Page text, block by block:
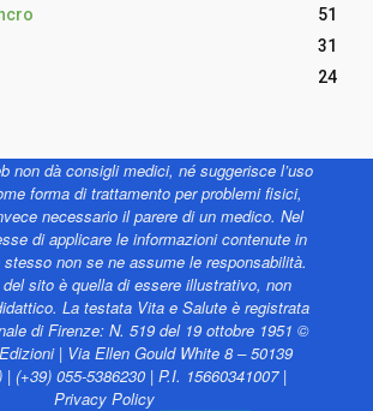
51
31
24
non dà consigli medici, né suggerisce l’uso
forma di trattamento per problemi fisici,
necessario il parere di un medico. Nel
di applicare le informazioni contenute in
non se ne assume le responsabilità.
del sito è quella di essere illustrativo, non
La testata Vita e Salute è registrata
di Firenze: N. 519 del 19 ottobre 1951 ©
| Via Ellen Gould White 8 – 50139
| (+39) 055-5386230 | P.I. 15660341007 |
Privacy Policy